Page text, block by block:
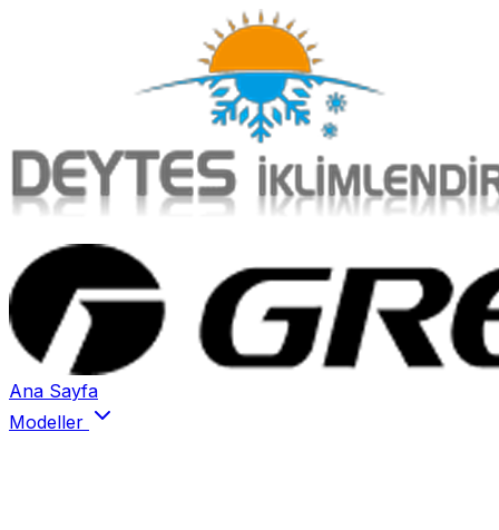
Ana Sayfa
Modeller